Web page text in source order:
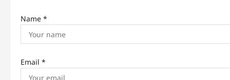
Name *
Email *